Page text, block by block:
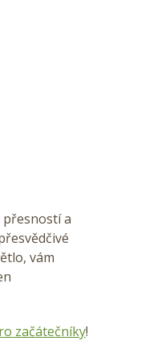
a
vám
začátečníky!